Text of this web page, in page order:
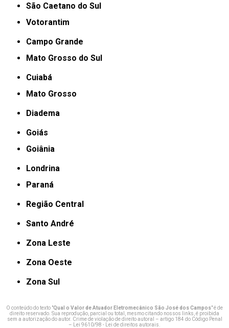
São Caetano do Sul
Votorantim
Campo Grande
Mato Grosso do Sul
Cuiabá
Mato Grosso
Diadema
Goiás
Goiânia
Londrina
Paraná
Região Central
Santo André
Zona Leste
Zona Oeste
Zona Sul
O conteúdo do texto "Qual o Valor de Atuador Eletromecânico São José dos Campos" é de
direito reservado. Sua reprodução, parcial ou total, mesmo citando nossos links, é proibida
sem a autorização do autor. Crime de violação de direito autoral – artigo 184 do Código Penal
–
Lei 9610/98 - Lei de direitos autorais